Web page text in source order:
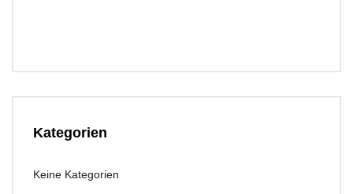
Kategorien
Keine Kategorien